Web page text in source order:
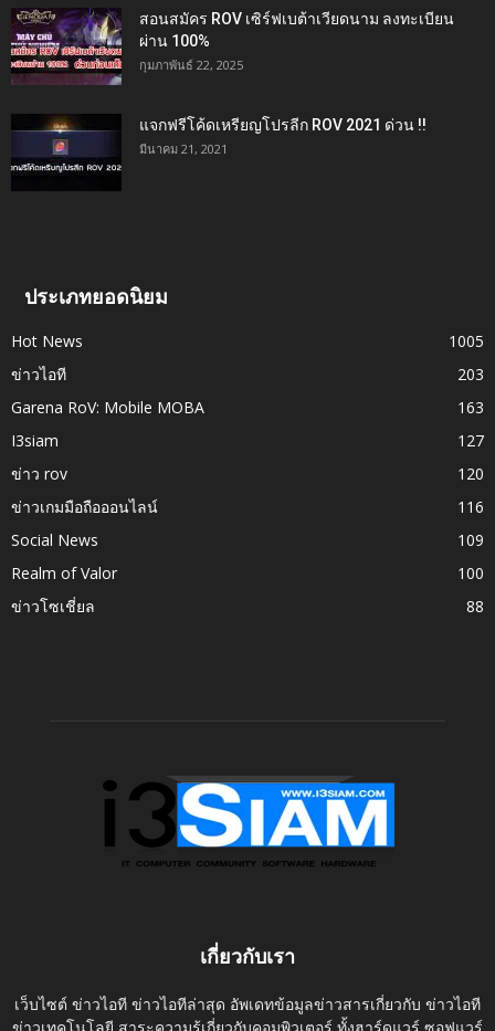
สอนสมัคร ROV เซิร์ฟเบต้าเวียดนาม ลงทะเบียน
ผ่าน 100%
กุมภาพันธ์ 22, 2025
แจกฟรีโค้ดเหรียญโปรลีก ROV 2021 ด่วน !!
มีนาคม 21, 2021
ประเภทยอดนิยม
Hot News
1005
ข่าวไอที
203
Garena RoV: Mobile MOBA
163
I3siam
127
ข่าว rov
120
ข่าวเกมมือถือออนไลน์
116
Social News
109
Realm of Valor
100
ข่าวโซเชี่ยล
88
เกี่ยวกับเรา
เว็บไซต์ ข่าวไอที ข่าวไอทีล่าสุด อัพเดทข้อมูลข่าวสารเกี่ยวกับ ข่าวไอที
ข่าวเทคโนโลยี สาระความรู้เกี่ยวกับคอมพิวเตอร์ ทั้งฮาร์ดแวร์ ซอฟแวร์